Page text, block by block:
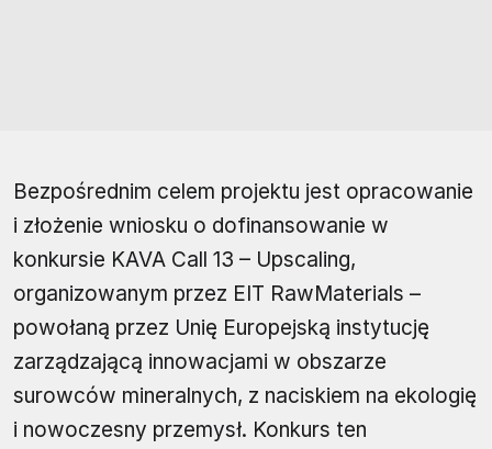
Bezpośrednim celem projektu jest opracowanie
i złożenie wniosku o dofinansowanie w
konkursie KAVA Call 13 – Upscaling,
organizowanym przez EIT RawMaterials –
powołaną przez Unię Europejską instytucję
zarządzającą innowacjami w obszarze
surowców mineralnych, z naciskiem na ekologię
i nowoczesny przemysł. Konkurs ten